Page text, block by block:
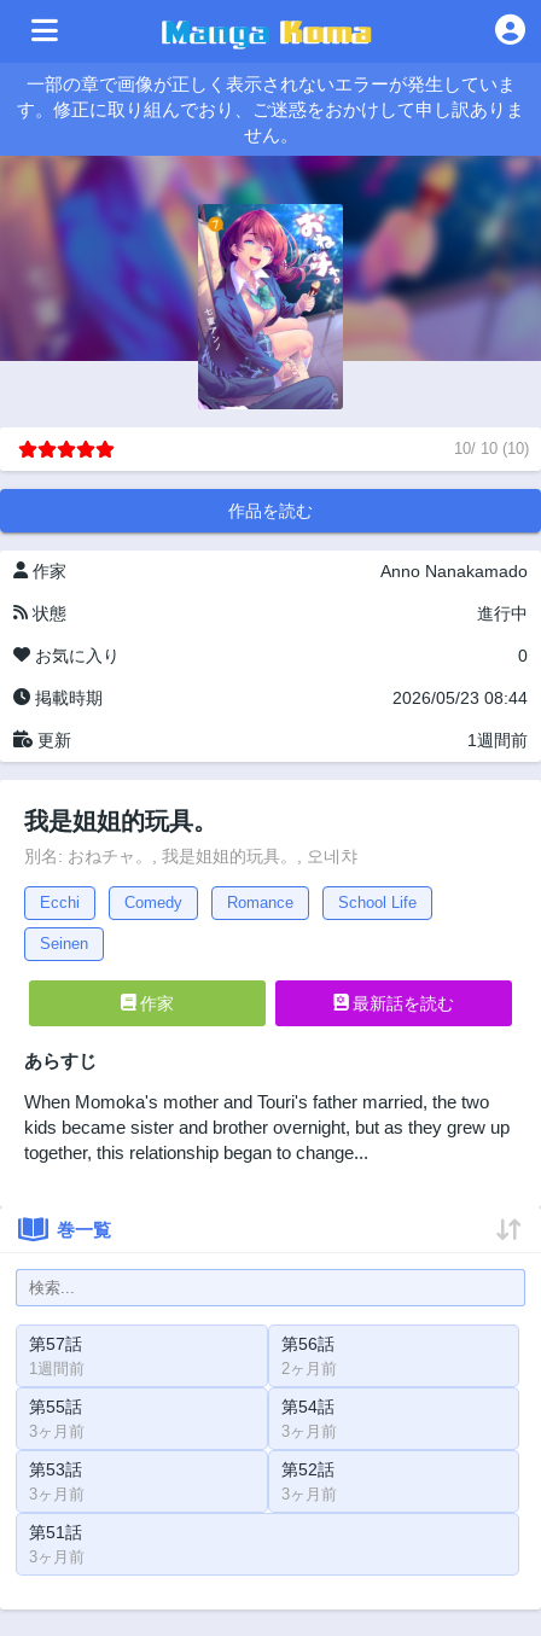
一部の章で画像が正しく表示されないエラーが発生していま
す。修正に取り組んでおり、ご迷惑をおかけして申し訳ありま
せん。
10/ 10 (10)
作品を読む
作家 Anno Nanakamado
状態 進行中
お気に入り 0
掲載時期 2026/05/23 08:44
更新 1週間前
我是姐姐的玩具。
別名: おねチャ。, 我是姐姐的玩具。, 오네챠
Ecchi Comedy Romance School Life
Seinen
作家 最新話を読む
あらすじ
When Momoka's mother and Touri's father married, the two
kids became sister and brother overnight, but as they grew up
together, this relationship began to change...
巻一覧
第57話
1週間前
第56話
2ヶ月前
第55話
3ヶ月前
第54話
3ヶ月前
第53話
3ヶ月前
第52話
3ヶ月前
第51話
3ヶ月前